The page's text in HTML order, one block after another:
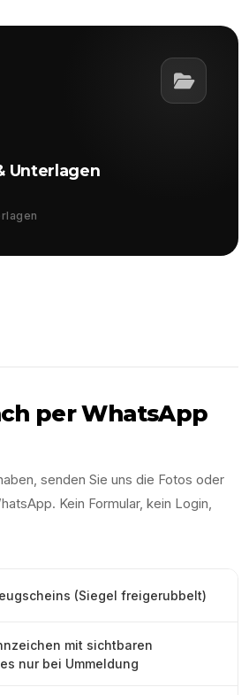
Unterlagen
per WhatsApp
senden Sie uns die Fotos oder
Kein Formular, kein Login,
(Siegel freigerubbelt)
mit sichtbaren
nur bei Ummeldung